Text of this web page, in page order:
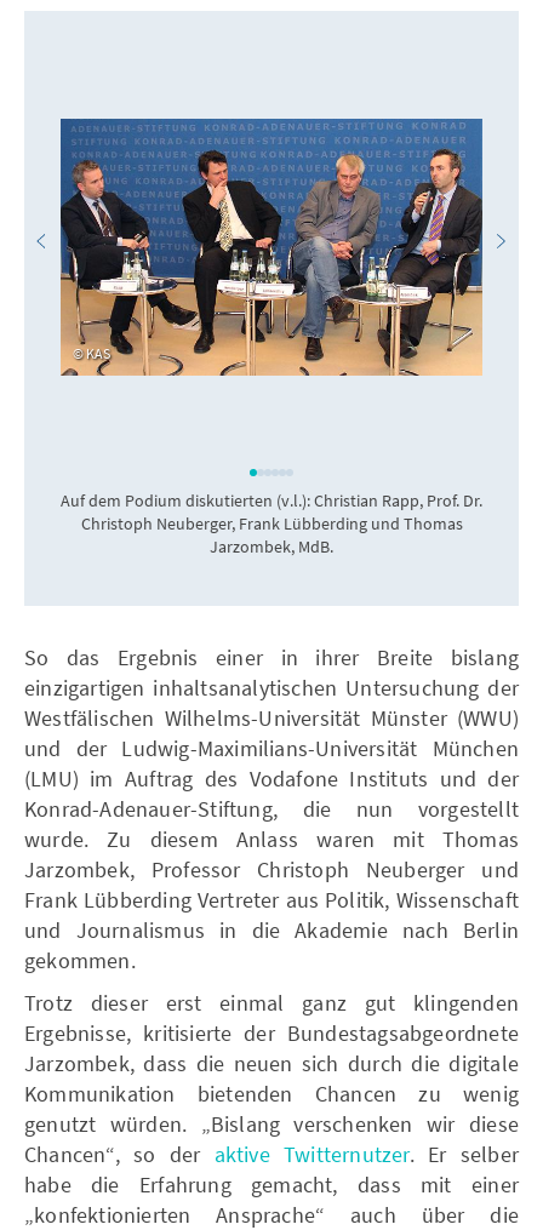
KAS
Auf dem Podium diskutierten (v.l.): Christian Rapp, Prof. Dr.
Christoph Neuberger, Frank Lübberding und Thomas
Jarzombek, MdB.
So das Ergebnis einer in ihrer Breite bislang
einzigartigen inhaltsanalytischen Untersuchung der
Westfälischen Wilhelms-Universität Münster (WWU)
und der Ludwig-Maximilians-Universität München
(LMU) im Auftrag des Vodafone Instituts und der
Konrad-Adenauer-Stiftung, die nun vorgestellt
wurde. Zu diesem Anlass waren mit Thomas
Jarzombek, Professor Christoph Neuberger und
Frank Lübberding Vertreter aus Politik, Wissenschaft
und Journalismus in die Akademie nach Berlin
gekommen.
Trotz dieser erst einmal ganz gut klingenden
Ergebnisse, kritisierte der Bundestagsabgeordnete
Jarzombek, dass die neuen sich durch die digitale
Kommunikation bietenden Chancen zu wenig
genutzt würden. „Bislang verschenken wir diese
Chancen“, so der aktive Twitternutzer. Er selber
habe die Erfahrung gemacht, dass mit einer
„konfektionierten Ansprache“ auch über die